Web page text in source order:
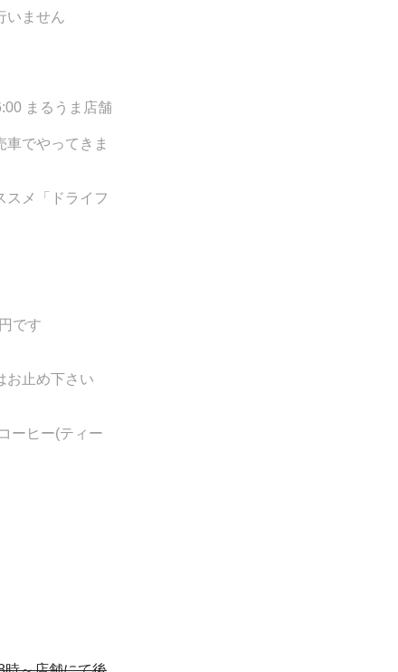
いません
まるうま店舗
でやってきま
スメ「ドライフ
です
お止め下さい
ーヒー(ティー